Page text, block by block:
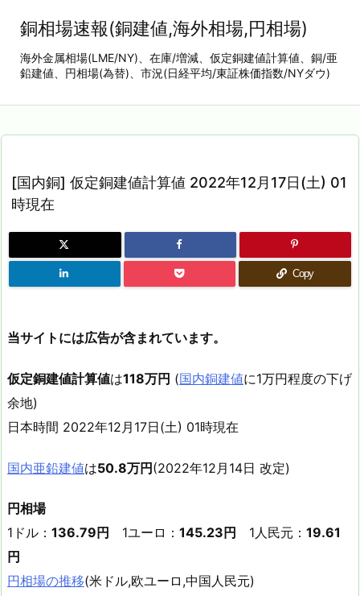
銅相場速報(銅建値,海外相場,円相場)
海外金属相場(LME/NY)、在庫/増減、仮定銅建値計算値、銅/亜
鉛建値、円相場(為替)、市況(日経平均/東証株価指数/NYダウ)
[国内銅] 仮定銅建値計算値 2022年12月17日(土) 01
時現在
Copy
当サイトには広告が含まれています。
仮定銅建値計算値は118万円 (国内銅建値に1万円程度の下げ
余地)
日本時間 2022年12月17日(土) 01時現在
国内亜鉛建値は50.8万円(2022年12月14日 改定)
円相場
1ドル： 136.79円 1ユーロ： 145.23円 1人民元： 19.61
円
円相場の推移(米ドル,欧ユーロ,中国人民元)